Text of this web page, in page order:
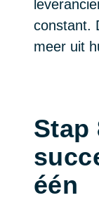
constant.
meer uit
Stap
één